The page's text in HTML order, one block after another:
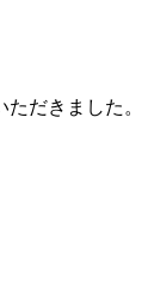
だきました。